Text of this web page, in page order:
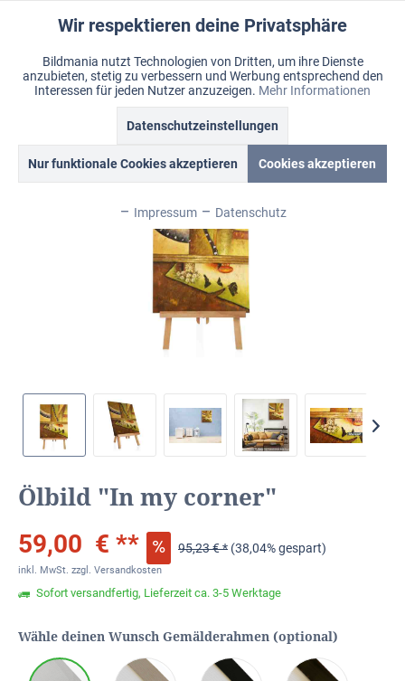
Warenkorb
Merkzettel Mein Konto
Menü
Ölbild "In my corner"
Ölbild "In my corner"
59,00 € ** 95,23 € * (38,04% gespart)
inkl. MwSt. zzgl. Versandkosten
Sofort versandfertig, Lieferzeit ca. 3-5 Werktage
Wähle deinen Wunsch Gemälderahmen (optional)
Funktionale Aktiv
Marketing Inaktiv
Inaktiv
Wir respektieren deine Privatsphäre
Bildmania nutzt Technologien von Dritten, um ihre Dienste
anzubieten, stetig zu verbessern und Werbung entsprechend den
Interessen für jeden Nutzer anzuzeigen. Mehr Informationen
Datenschutzeinstellungen
Nur funktionale Cookies akzeptieren Cookies akzeptieren
Impressum Datenschutz